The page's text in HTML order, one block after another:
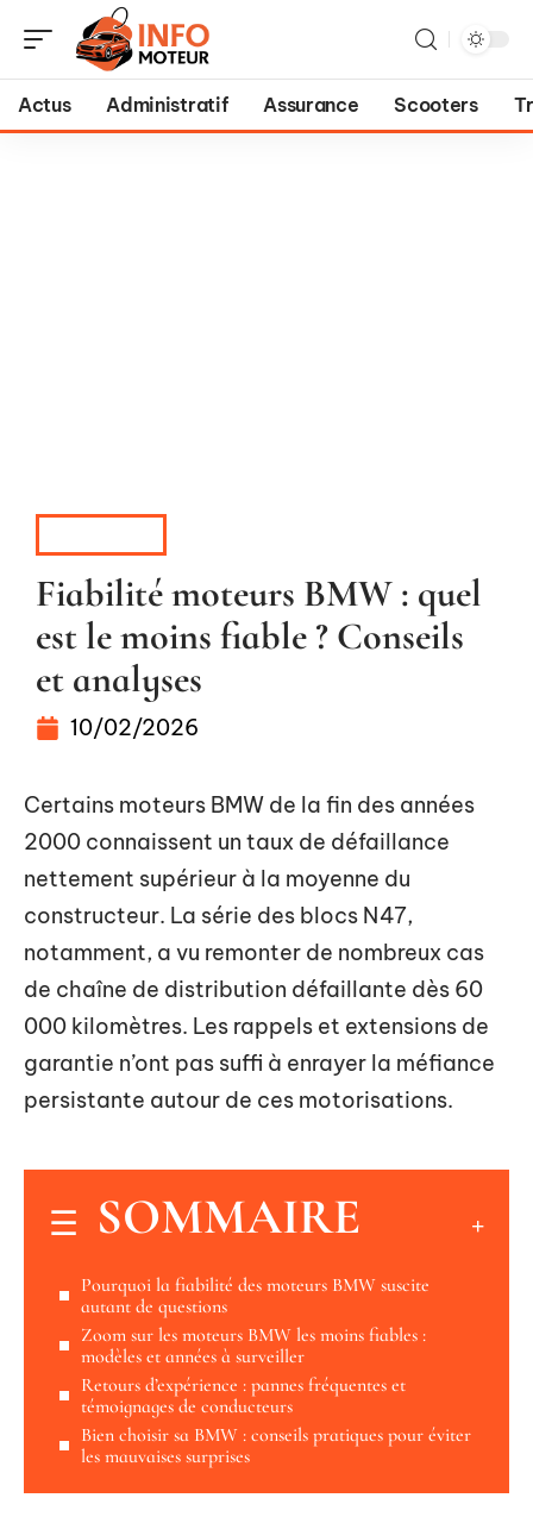
Actus Administratif Assurance Scooters
Fiabilité moteurs BMW : quel
est le moins fiable ? Conseils
et analyses
10/02/2026
Certains moteurs BMW de la fin des années
2000 connaissent un taux de défaillance
nettement supérieur à la moyenne du
constructeur. La série des blocs N47,
notamment, a vu remonter de nombreux cas
de chaîne de distribution défaillante dès 60
000 kilomètres. Les rappels et extensions de
garantie n’ont pas suffi à enrayer la méfiance
persistante autour de ces motorisations.
SOMMAIRE
Pourquoi la fiabilité des moteurs BMW suscite
autant de questions
Zoom sur les moteurs BMW les moins fiables :
modèles et années à surveiller
Retours d’expérience : pannes fréquentes et
témoignages de conducteurs
Bien choisir sa BMW : conseils pratiques pour éviter
les mauvaises surprises